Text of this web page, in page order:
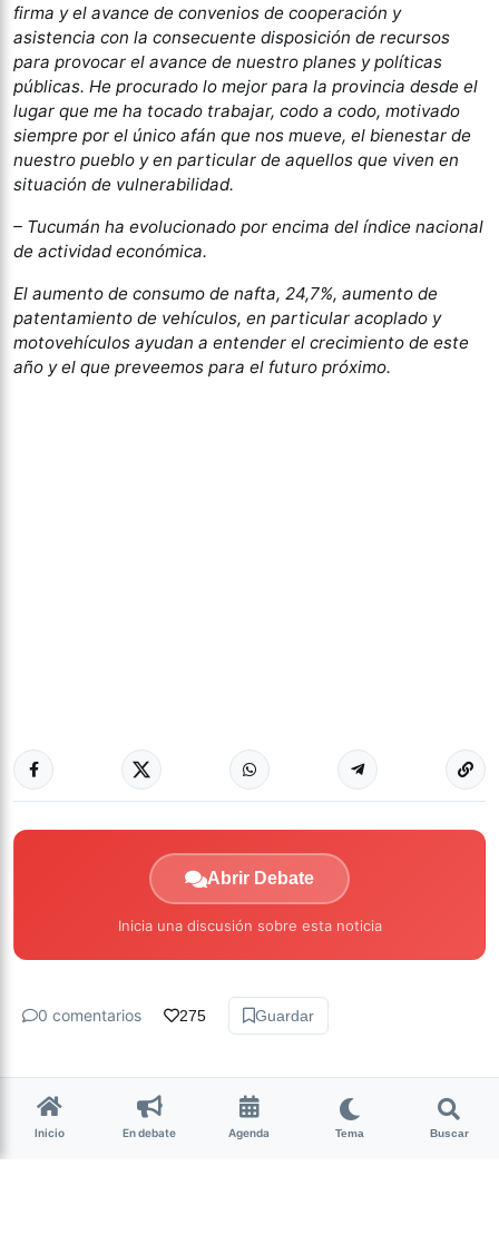
firma y el avance de convenios de cooperación y
asistencia con la consecuente disposición de recursos
para provocar el avance de nuestro planes y políticas
públicas. He procurado lo mejor para la provincia desde el
lugar que me ha tocado trabajar, codo a codo, motivado
siempre por el único afán que nos mueve, el bienestar de
nuestro pueblo y en particular de aquellos que viven en
situación de vulnerabilidad.
– Tucumán ha evolucionado por encima del índice nacional
de actividad económica.
El aumento de consumo de nafta, 24,7%, aumento de
patentamiento de vehículos, en particular acoplado y
motovehículos ayudan a entender el crecimiento de este
año y el que preveemos para el futuro próximo.
Abrir Debate
Inicia una discusión sobre esta noticia
0 comentarios 275 Guardar
Inicio En debate Agenda Tema Buscar